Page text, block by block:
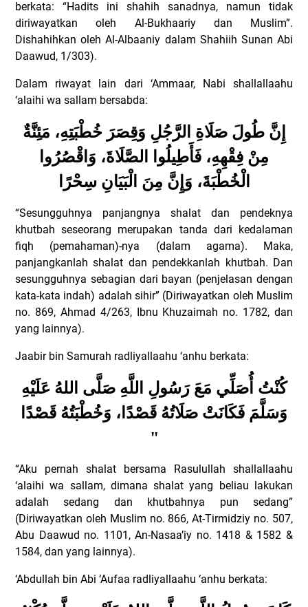
berkata: “Hadits ini shahih sanadnya, namun tidak
diriwayatkan oleh Al-Bukhaariy dan Muslim”.
Dishahihkan oleh Al-Albaaniy dalam Shahiih Sunan Abi
Daawud, 1/303).
Dalam riwayat lain dari ‘Ammaar, Nabi shallallaahu
‘alaihi wa sallam bersabda:
إِنَّ طُولَ صَلَاةِ الرَّجُلِ وَقِصَرَ خُطْبَتِهِ، مَئِنَّةٌ
مِنْ فِقْهِهِ، فَأَطِيلُوا الصَّلَاةَ، وَاقْصُرُوا
الْخُطْبَةَ، وَإِنَّ مِنَ الْبَيَانِ سِحْرًا
“Sesungguhnya panjangnya shalat dan pendeknya
khutbah seseorang merupakan tanda dari kedalaman
fiqh (pemahaman)-nya (dalam agama). Maka,
panjangkanlah shalat dan pendekkanlah khutbah. Dan
sesungguhnya sebagian dari bayan (penjelasan dengan
kata-kata indah) adalah sihir” (Diriwayatkan oleh Muslim
no. 869, Ahmad 4/263, Ibnu Khuzaimah no. 1782, dan
yang lainnya).
Jaabir bin Samurah radliyallaahu ‘anhu berkata:
كُنْتُ أُصَلِّي مَعَ رَسُولِ اللَّهِ صَلَّى اللهُ عَلَيْهِ
وَسَلَّمَ فَكَانَتْ صَلَاتُهُ قَصْدًا، وَخُطْبَتُهُ قَصْدًا
"
“Aku pernah shalat bersama Rasulullah shallallaahu
‘alaihi wa sallam, dimana shalat yang beliau lakukan
adalah sedang dan khutbahnya pun sedang”
(Diriwayatkan oleh Muslim no. 866, At-Tirmidziy no. 507,
Abu Daawud no. 1101, An-Nasaa’iy no. 1418 & 1582 &
1584, dan yang lainnya).
‘Abdullah bin Abi ‘Aufaa radliyallaahu ‘anhu berkata: